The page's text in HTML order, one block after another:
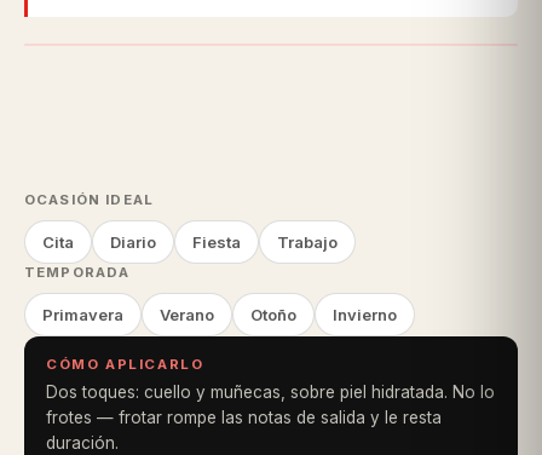
OCASIÓN IDEAL
Cita Diario Fiesta Trabajo
TEMPORADA
Primavera Verano Otoño Invierno
CÓMO APLICARLO
Dos toques: cuello y muñecas, sobre piel hidratada. No lo
frotes — frotar rompe las notas de salida y le resta
duración.